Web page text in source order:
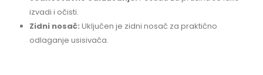
izvadi i očisti.
Zidni nosač: Uključen je zidni nosač za praktično
odlaganje usisivača.